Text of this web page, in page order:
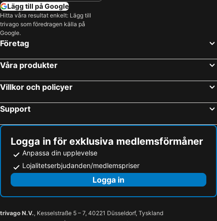
Lägg till på Google
Hitta våra resultat enkelt: Lägg till
trivago som föredragen källa på
Google.
Företag
Våra produkter
Villkor och policyer
Support
Logga in för exklusiva medlemsförmåner
Anpassa din upplevelse
Lojalitetserbjudanden/medlemspriser
Logga in
trivago N.V., Kesselstraße 5 – 7, 40221 Düsseldorf, Tyskland